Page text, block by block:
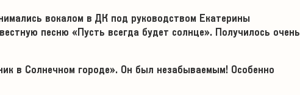
вокалом в ДК под руководством Екатерины
песню «Пусть всегда будет солнце». Получилось очень
в Солнечном городе». Он был незабываемым! Особенно